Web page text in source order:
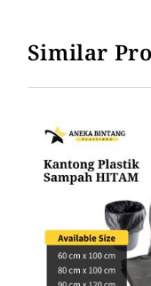
Similar